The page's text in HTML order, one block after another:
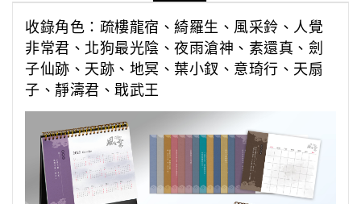
收錄角色：疏樓龍宿、綺羅生、風采鈴、人覺
非常君、北狗最光陰、夜雨滄神、素還真、劍
子仙跡、天跡、地冥、葉小釵、意琦行、天扇
子、靜濤君、戢武王